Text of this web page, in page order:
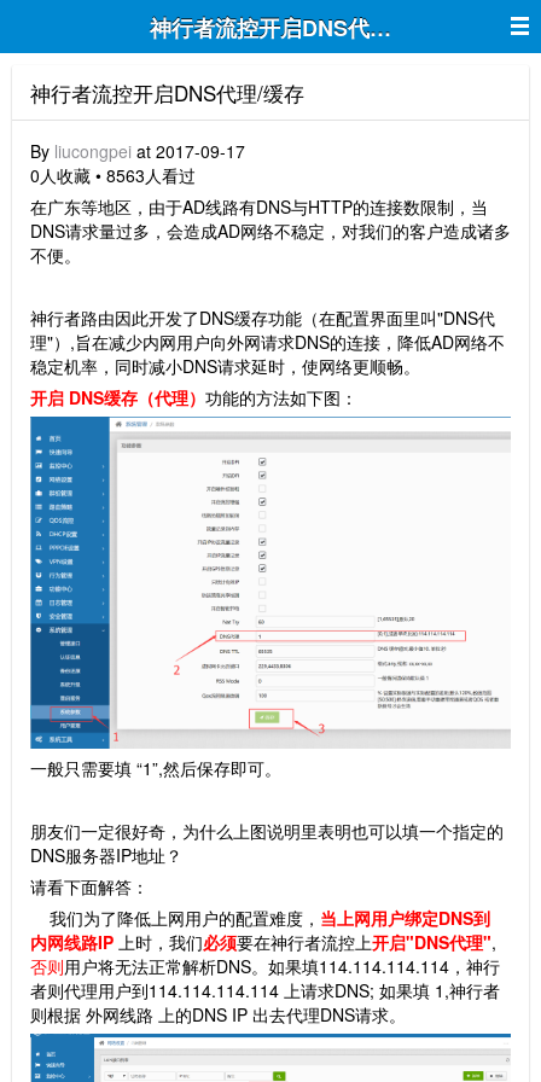
神行者流控开启DNS代理/缓存
神行者流控开启DNS代理/缓存
By liucongpei at 2017-09-17
0人收藏 • 8563人看过
在广东等地区，由于AD线路有DNS与HTTP的连接数限制，当
DNS请求量过多，会造成AD网络不稳定，对我们的客户造成诸多
不便。
神行者路由因此开发了DNS缓存功能（在配置界面里叫"DNS代
理"）,旨在减少内网用户向外网请求DNS的连接，降低AD网络不
稳定机率，同时减小DNS请求延时，使网络更顺畅。
开启 DNS缓存（代理） 功能的方法如下图：
一般只需要填 “1”,然后保存即可。
朋友们一定很好奇，为什么上图说明里表明也可以填一个指定的
DNS服务器IP地址？
请看下面解答：
我们为了降低上网用户的配置难度， 当上网用户绑定DNS到
内网线路IP 上时，我们必须要在神行者流控上开启"DNS代理",
否则用户将无法正常解析DNS。如果填114.114.114.114，神行
者则代理用户到114.114.114.114 上请求DNS; 如果填 1,神行者
则根据 外网线路 上的DNS IP 出去代理DNS请求。